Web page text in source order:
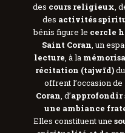
des cours religieux,
des activités
bénis figure le cercle
Saint Coran, un
lecture, à la
récitation (tajwīd)
offrent l’occasion de
Coran, d’approfondir
une ambiance
Elles constituent une